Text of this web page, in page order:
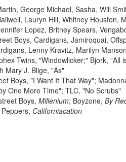
George Michael, Sasha, Will
Lauryn Hill, Whitney Houston,
Lopez, Britney Spears,
Boys, Cardigans, Jamiroquai,
Lenny Kravitz, Marilyn
Twins, "Windowlicker;" Bjork, "All
Mary J. Blige, "As"
Boys, "I Want It That Way";
One More Time"; TLC, "No Scrubs"
Boys, Millenium; Boyzone, By
Californiacation